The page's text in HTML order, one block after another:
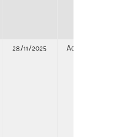
28/11/2025 Adjudicación